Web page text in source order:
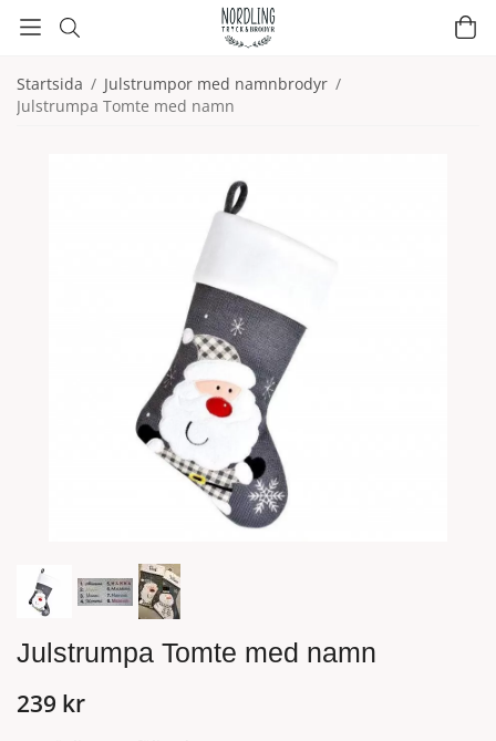
Startsida / Julstrumpor med namnbrodyr /
Julstrumpa Tomte med namn
Julstrumpa Tomte med namn
239 kr